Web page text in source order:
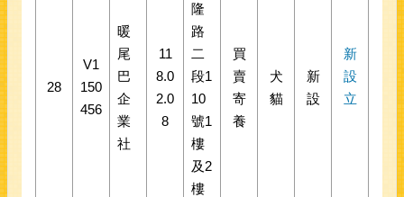
28
V1
150
456
暖
尾
巴
企
業
社
11
8.0
2.0
8
隆
路
二
段1
10
號1
樓
及2
樓
買
賣
寄
養
犬
貓
新
設
新
設
立